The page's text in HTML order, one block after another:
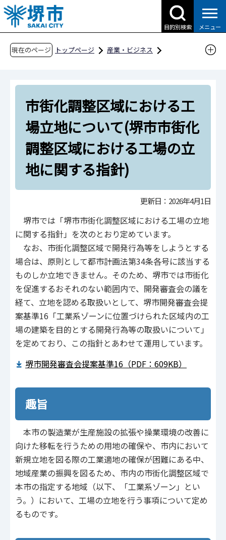
こ
の
ペ
目的別検索 メニュー
現在のページ トップページ
産業・ビジネス
その他
市街化調整区域における工場立地について(堺市
市街化調整区域における工場の立地に関する指
針)
市街化調整区域における工
場立地について(堺市市街化
調整区域における工場の立
地に関する指針)
更新日：2026年4月1日
堺市では「堺市市街化調整区域における工場の立地
に関する指針」を次のとおり定めています。
なお、市街化調整区域で開発行為等をしようとする
場合は、原則として都市計画法第34条各号に該当する
ものしか立地できません。そのため、堺市では市街化
を促進するおそれのない範囲内で、開発審査会の議を
経て、立地を認める取扱いとして、堺市開発審査会提
案基準16「工業系ゾーンに位置づけられた区域内の工
場の建築を目的とする開発行為等の取扱いについて」
を定めており、この指針とあわせて運用しています。
堺市開発審査会提案基準16（PDF：609KB）
趣旨
本市の製造業が生産施設の拡張や操業環境の改善に
向けた移転を行うための用地の確保や、市内において
新規立地を図る際の工業適地の確保が困難にある中、
地域産業の振興を図るため、市内の市街化調整区域で
本市の指定する地域（以下、「工業系ゾーン」とい
う。）において、工場の立地を行う事項について定め
るものです。